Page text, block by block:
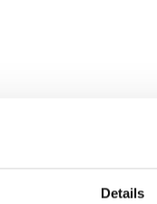
Details